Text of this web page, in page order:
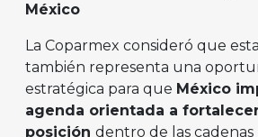
México
La Coparmex consideró que
también representa una
estratégica para que México
agenda orientada a
posición dentro de las cadenas